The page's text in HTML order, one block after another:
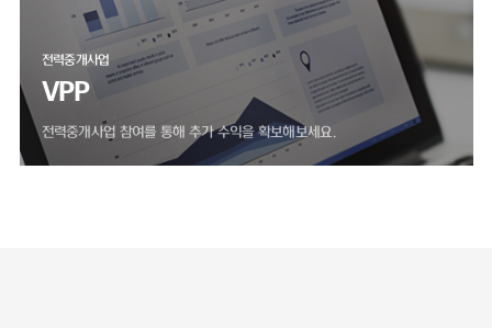
전력중개사업
VPP
전력중개사업 참여를 통해 추가 수익을 확보해보세요.